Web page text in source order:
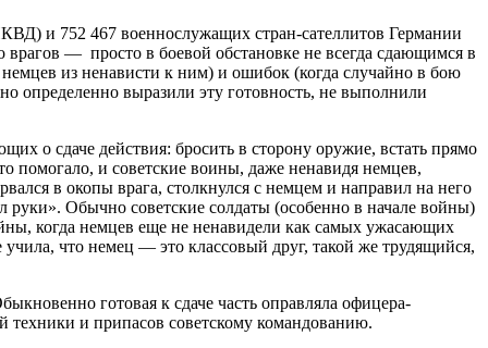
и 752 467 военнослужащих стран-сателлитов Германии
— просто в боевой обстановке не всегда сдающимся в
из ненависти к ним) и ошибок (когда случайно в бою
определенно выразили эту готовность, не выполнили
о сдаче действия: бросить в сторону оружие, встать прямо
помогало, и советские воины, даже ненавидя немцев,
в окопы врага, столкнулся с немцем и направил на него
руки». Обычно советские солдаты (особенно в начале войны)
когда немцев еще не ненавидели как самых ужасающих
что немец — это классовый друг, такой же трудящийся,
готовая к сдаче часть оправляла офицера-
техники и припасов советскому командованию.